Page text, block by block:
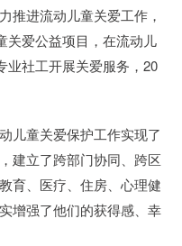
推进流动儿童关爱工作，
关爱公益项目，在流动儿
业社工开展关爱服务，20
儿童关爱保护工作实现了
建立了跨部门协同、跨区
育、医疗、住房、心理健
增强了他们的获得感、幸